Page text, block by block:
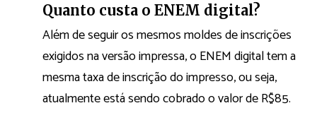
Quanto custa o ENEM digital?
Além de seguir os mesmos moldes de inscrições
exigidos na versão impressa, o ENEM digital tem a
mesma taxa de inscrição do impresso, ou seja,
atualmente está sendo cobrado o valor de R$85.